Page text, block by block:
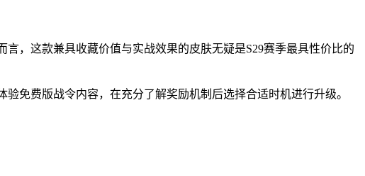
，这款兼具收藏价值与实战效果的皮肤无疑是S29赛季最具性价比的
免费版战令内容，在充分了解奖励机制后选择合适时机进行升级。